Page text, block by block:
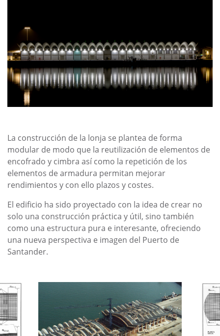
La construcción de la lonja se plantea de forma
modular de modo que la reutilización de elementos de
encofrado y cimbra así como la repetición de los
elementos de armadura permitan mejorar
rendimientos y con ello plazos y costes.
El edificio ha sido proyectado con la idea de crear no
solo una construcción práctica y útil, sino también
como una estructura pura e interesante, ofreciendo
una nueva perspectiva e imagen del Puerto de
Santander.